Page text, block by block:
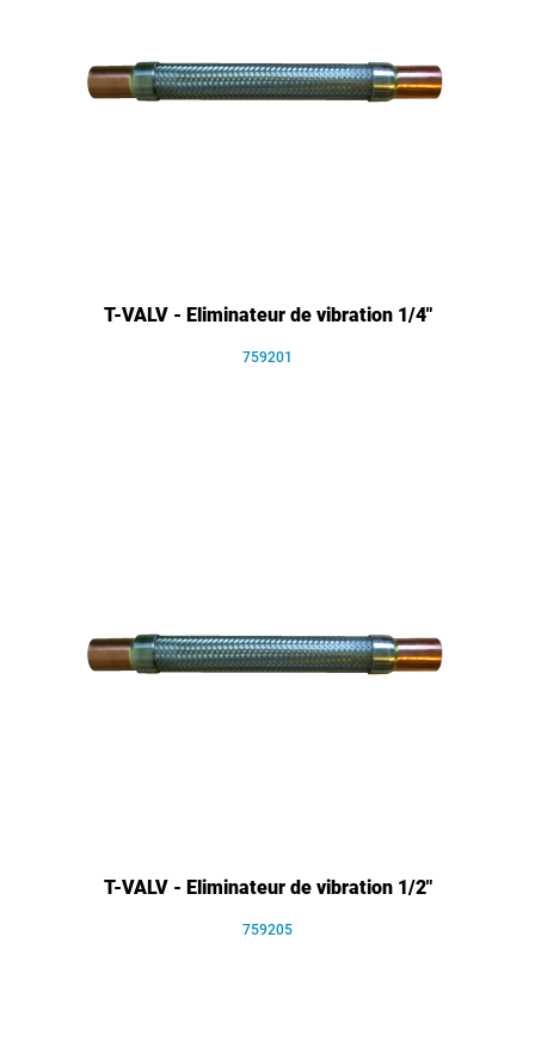
T-VALV - Eliminateur de vibration 1/4"
759201
T-VALV - Eliminateur de vibration 1/2"
759205